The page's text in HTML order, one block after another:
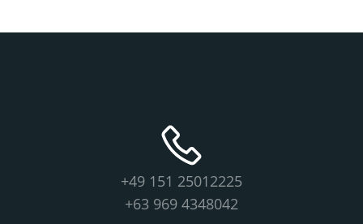
+49 151 25012225
+63 969 4348042